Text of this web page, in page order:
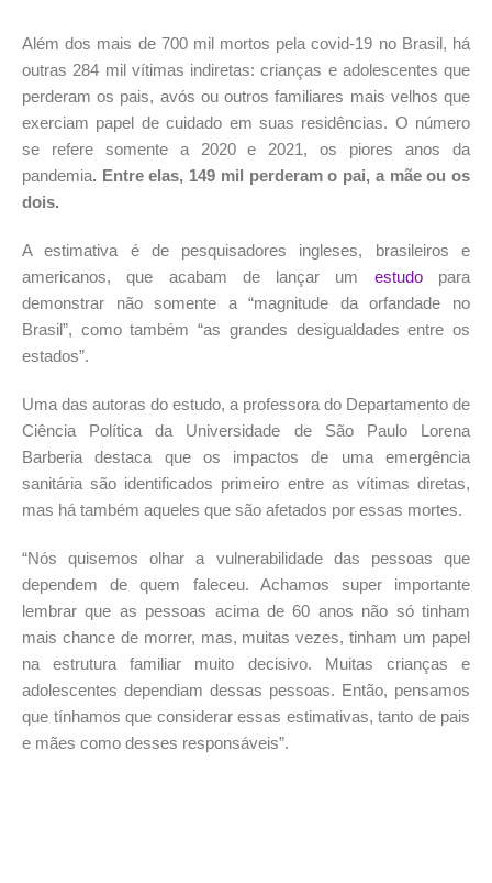
Além dos mais de 700 mil mortos pela covid-19 no Brasil, há
outras 284 mil vítimas indiretas: crianças e adolescentes que
perderam os pais, avós ou outros familiares mais velhos que
exerciam papel de cuidado em suas residências. O número
se refere somente a 2020 e 2021, os piores anos da
pandemia. Entre elas, 149 mil perderam o pai, a mãe ou os
dois.
A estimativa é de pesquisadores ingleses, brasileiros e
americanos, que acabam de lançar um estudopara
demonstrar não somente a “magnitude da orfandade no
Brasil”, como também “as grandes desigualdades entre os
estados”.
Uma das autoras do estudo, a professora do Departamento de
Ciência Política da Universidade de São Paulo Lorena
Barberia destaca que os impactos de uma emergência
sanitária são identificados primeiro entre as vítimas diretas,
mas há também aqueles que são afetados por essas mortes.
“Nós quisemos olhar a vulnerabilidade das pessoas que
dependem de quem faleceu. Achamos super importante
lembrar que as pessoas acima de 60 anos não só tinham
mais chance de morrer, mas, muitas vezes, tinham um papel
na estrutura familiar muito decisivo. Muitas crianças e
adolescentes dependiam dessas pessoas. Então, pensamos
que tínhamos que considerar essas estimativas, tanto de pais
e mães como desses responsáveis”.